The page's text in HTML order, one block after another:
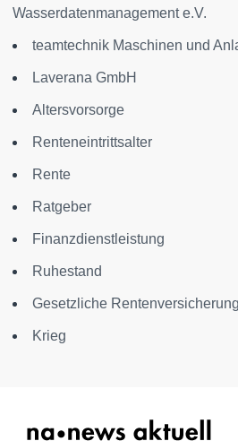
Wasserdatenmanagement e.V.
teamtechnik Maschinen und
Laverana GmbH
Altersvorsorge
Renteneintrittsalter
Rente
Ratgeber
Finanzdienstleistung
Ruhestand
Gesetzliche Rentenversicherung
Krieg